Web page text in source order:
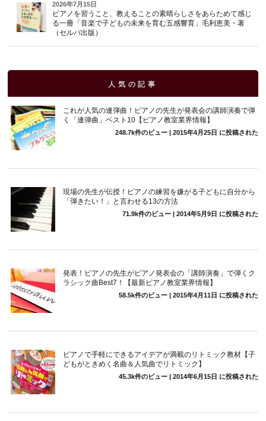
2026年7月15日
ピアノを習うこと、教えることの素晴らしさをあらためて感じ
る一冊「音楽で子どもの未来を育む五感響育」毛利恵美・著
（セルバ出版）
人気の記事
これが人気の連弾曲！ピアノの先生が発表会の講師演奏で弾
く「連弾曲」ベスト10【ピアノ教室業界情報】
248.7k件のビュー| 2015年4月25日 に投稿された
現場の先生が伝授！ピアノの練習を嫌がる子どもに自分から
「弾きたい！」と言わせる13の方法
71.9k件のビュー| 2014年5月9日 に投稿された
発表！ピアノの先生がピアノ発表会の「講師演奏」で弾くク
ラシック曲Best7！【最新ピアノ教室業界情報】
58.5k件のビュー| 2015年4月11日 に投稿された
ピアノで手軽にできるアイデアが満載のリトミック教材【子
どもがときめく名曲＆人気曲でリトミック】
45.3k件のビュー| 2014年6月15日 に投稿された